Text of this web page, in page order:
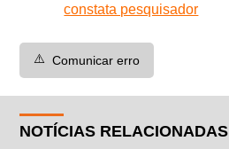
constata pesquisador
⚠️ Comunicar erro
NOTÍCIAS RELACIONADAS